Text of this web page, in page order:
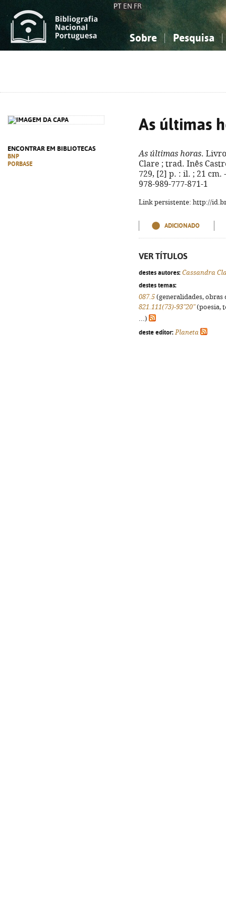
PT EN FR
Sobre Pesquisa
ENCONTRAR EM BIBLIOTECAS
BNP
PORBASE
As últimas
As últimas horas.
Clare ; trad. Inês
729, [2] p. : il. ; 21
978-989-777-871-1
Link persistente: http://
ADICIONADO
VER TÍTULOS
destes autores: Cassandra
destes temas:
087.5 (generalidades,
821.111(73)-93"20"(poesia,
...)
deste editor: Planeta